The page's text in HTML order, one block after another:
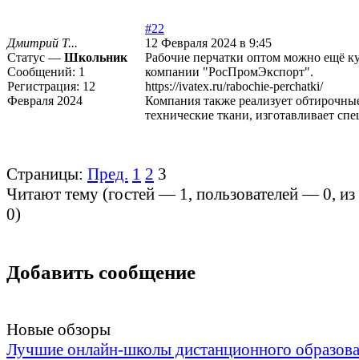
Дмитрий Т...
Статус — Школьник
Сообщений: 1
Регистрация: 12
Февраля 2024
#22
12 Февраля 2024 в 9:45
Рабочие перчатки оптом можно ещё
компании "РосПромЭкспорт".
https://ivatex.ru/rabochie-perchatki/
Компания также реализует
технические ткани, изготавливает
Страницы: Пред. 1 2 3
Читают тему (гостей — 1, пользователей —0,
0)
Добавить сообщение
Новые обзоры
Лучшие онлайн-школы дистанционного